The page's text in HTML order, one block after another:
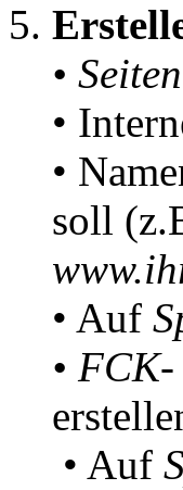
•
•
•
soll
• Auf
• FCK-
• Auf